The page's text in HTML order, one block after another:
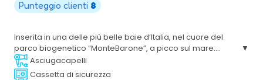
Punteggio clienti 8
Inserita in una delle più belle baie d’Italia, nel cuore del
parco biogenetico “MonteBarone”, a picco sul mare.
L’eleganza delle camere e gli eccellenti servizi lo rendono
uno dei più esclusivi Resort nel Gargano.
Asciugacapelli
Cassetta di sicurezza